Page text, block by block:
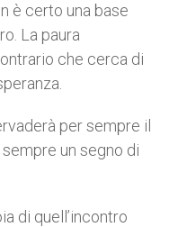
è certo una base
La paura
che cerca di
per sempre il
un segno di
di quell’incontro